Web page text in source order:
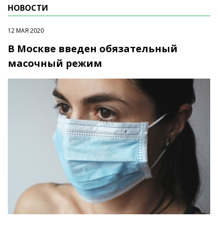
НОВОСТИ
12 МАЯ 2020
В Москве введен обязательный
масочный режим